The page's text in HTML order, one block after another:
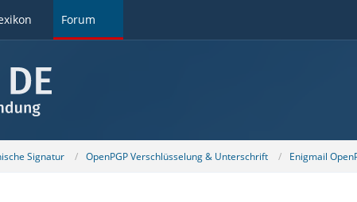
Forum
Signatur OpenPGP Verschlüsselung & Unterschrift Enigmail